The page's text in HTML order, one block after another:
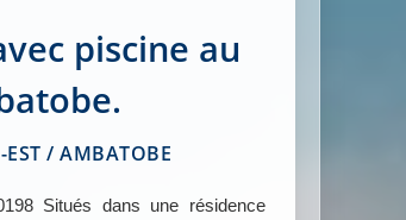
piscine au
/ AMBATOBE
Situés dans une résidence